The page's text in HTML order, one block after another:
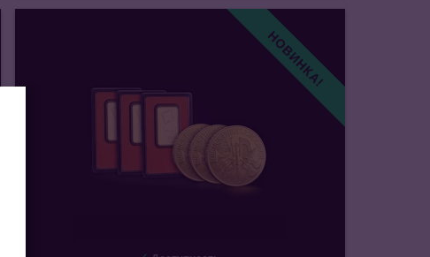
НОВИНКА!